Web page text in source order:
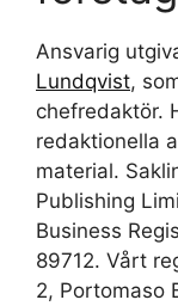
Ansvarig
Lundqvist,
chefredaktör.
redaktionella
material.
Publishing
Business
89712. Vårt
2, Portomaso